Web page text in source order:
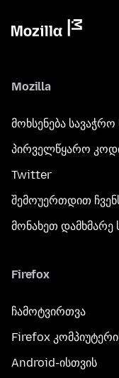
Mozilla
მოხსენება სავაჭრო
პირველწყარო
Twitter
შემოუერთდით
მონახეთ დამხმარე
Firefox
ჩამოტვირთვა
Firefox
Android-ისთვის